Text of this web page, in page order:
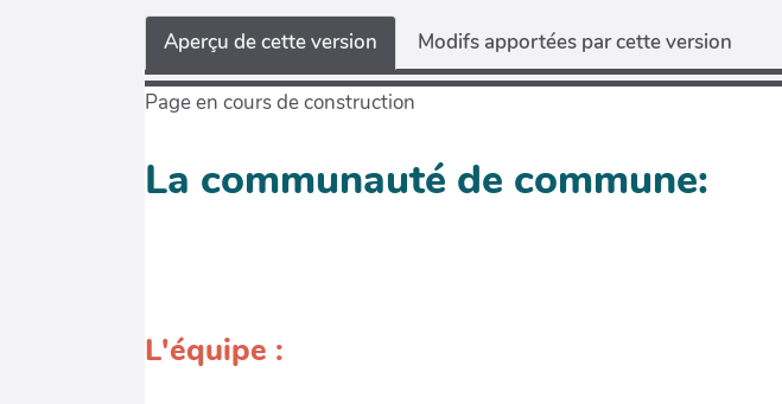
Aperçu de cette version Modifs apportées par cette version